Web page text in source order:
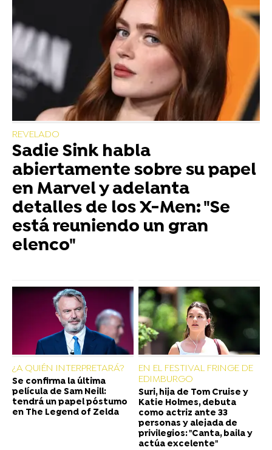
REVELADO
Sadie Sink habla
abiertamente sobre su papel
en Marvel y adelanta
detalles de los X-Men: "Se
está reuniendo un gran
elenco"
¿A QUIÉN INTERPRETARÁ?
Se confirma la última
película de Sam Neill:
tendrá un papel póstumo
en The Legend of Zelda
EN EL FESTIVAL FRINGE DE
EDIMBURGO
Suri, hija de Tom Cruise y
Katie Holmes, debuta
como actriz ante 33
personas y alejada de
privilegios: "Canta, baila y
actúa excelente"